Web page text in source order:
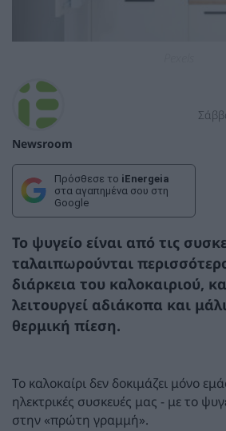
Newsroom
Πρόσθεσε το iEnergeia
στα αγαπημένα σου στη
Google
Το ψυγείο είναι από τις
ταλαιπωρούνται
διάρκεια του καλοκαιριού,
λειτουργεί αδιάκοπα και
θερμική πίεση.
Το καλοκαίρι δεν δοκιμάζει μόνο
ηλεκτρικές συσκευές μας - με το
στην «πρώτη γραμμή».